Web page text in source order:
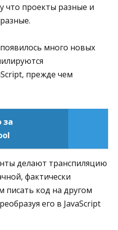
что проекты разные и
много новых
прежде чем
за
делают транспиляцию
фактически
писать код на другом
его в JavaScript